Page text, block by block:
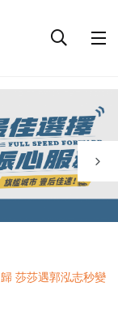
莎莎遇郭泓志秒變